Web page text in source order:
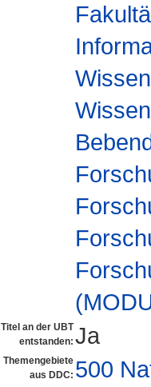
Titel an der UBT
entstanden: Ja
Themengebiete
aus DDC: 500